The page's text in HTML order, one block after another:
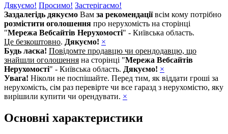
Дякуємо! Просимо! Застерігаємо!
Заздалегідь дякуємо Вам за рекомендаціївсім кому потрібно
розмістити оголошення про нерухомість на сторінці
"Мережа Вебсайтів Нерухомості" - Київська область.
Це безкоштовно. Дякуємо! ×
Будь ласка! Повідомте продавцю чи орендодавцю, що
знайшли оголошення на сторінці "Мережа Вебсайтів
Нерухомості" - Київська область. Дякуємо! ×
Увага! Ніколи не поспішайте. Перед тим, як віддати гроші за
нерухомість, сім раз перевірте чи все гаразд з нерухомістю, яку
вирішили купити чи орендувати. ×
Основні характеристики